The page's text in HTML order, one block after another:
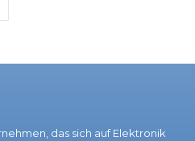
das sich auf Elektronik